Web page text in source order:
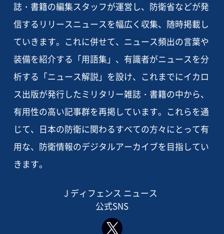
誌・書籍の編集スタッフが運営し、防衛省などが発
信するリリースニュースを幅広く収集、随時掲載し
ていきます。これに併せて、ニュース頻出の言葉や
装備を紹介する「用語集」、有識者がニュースを分
析する「ニュース解説」を設け、これまでにイカロ
ス出版が発行したミリタリー雑誌・書籍の中から、
有用性の高い記事群を再掲しています。これらを通
じて、日本の防衛に関わるすべての方々にとって有
用な、防衛情報のデジタルアーカイブを目指してい
きます。
J ディフェンス ニュース
公式SNS